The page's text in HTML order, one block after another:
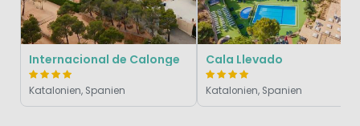
Internacional de Calonge
Katalonien, Spanien
Cala Llevado
Katalonien, Spanien